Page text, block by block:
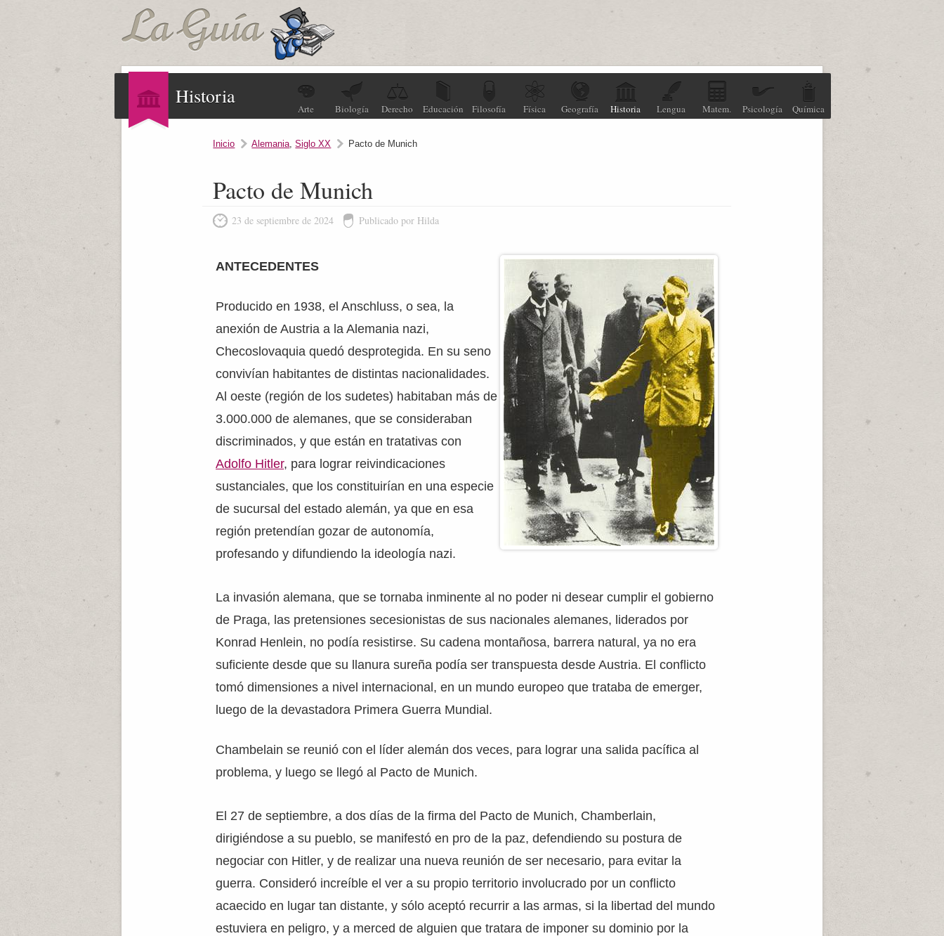
Historia
Arte Biología Derecho Educación Filosofía Física Geografía Historia Lengua Matem. Psicología Química
Inicio Alemania,Siglo XX Pacto de Munich
Pacto de Munich
23 de septiembre de 2024 Publicado por Hilda
ANTECEDENTES
Producido en 1938, el Anschluss, o sea, la
anexión de Austria a la Alemania nazi,
Checoslovaquia quedó desprotegida. En su seno
convivían habitantes de distintas nacionalidades.
Al oeste (región de los sudetes) habitaban más de
3.000.000 de alemanes, que se consideraban
discriminados, y que están en tratativas con
Adolfo Hitler, para lograr reivindicaciones
sustanciales, que los constituirían en una especie
de sucursal del estado alemán, ya que en esa
región pretendían gozar de autonomía,
profesando y difundiendo la ideología nazi.
La invasión alemana, que se tornaba inminente al no poder ni desear cumplir el gobierno
de Praga, las pretensiones secesionistas de sus nacionales alemanes, liderados por
Konrad Henlein, no podía resistirse. Su cadena montañosa, barrera natural, ya no era
suficiente desde que su llanura sureña podía ser transpuesta desde Austria. El conflicto
tomó dimensiones a nivel internacional, en un mundo europeo que trataba de emerger,
luego de la devastadora Primera Guerra Mundial.
Chambelain se reunió con el líder alemán dos veces, para lograr una salida pacífica al
problema, y luego se llegó al Pacto de Munich.
El 27 de septiembre, a dos días de la firma del Pacto de Munich, Chamberlain,
dirigiéndose a su pueblo, se manifestó en pro de la paz, defendiendo su postura de
negociar con Hitler, y de realizar una nueva reunión de ser necesario, para evitar la
guerra. Consideró increíble el ver a su propio territorio involucrado por un conflicto
acaecido en lugar tan distante, y sólo aceptó recurrir a las armas, si la libertad del mundo
estuviera en peligro, y a merced de alguien que tratara de imponer su dominio por la